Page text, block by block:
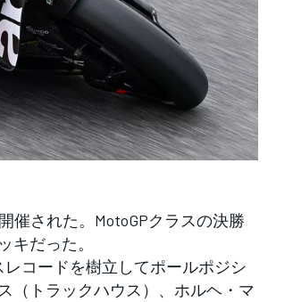
催された。MotoGPクラスの決勝
キだった。
コードを樹立してポールポジシ
（トラックハウス）、ホルヘ・マ